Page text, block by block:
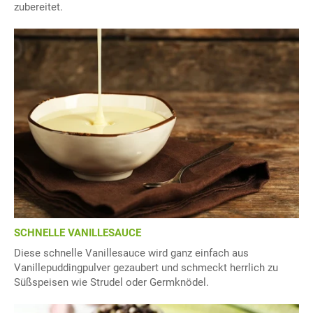
zubereitet.
SCHNELLE VANILLESAUCE
Diese schnelle Vanillesauce wird ganz einfach aus
Vanillepuddingpulver gezaubert und schmeckt herrlich zu
Süßspeisen wie Strudel oder Germknödel.